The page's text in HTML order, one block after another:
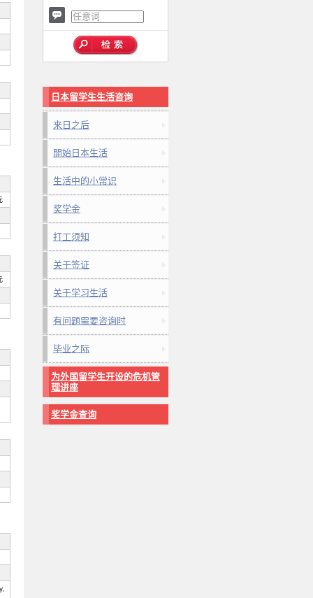
日本留学生生活咨询
来日之后
開始日本生活
生活中的小常识
奖学金
打工须知
关于签证
关于学习生活
有问题需要咨询时
毕业之际
为外国留学生开设的危机管
理讲座
奖学金查询